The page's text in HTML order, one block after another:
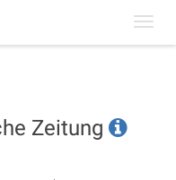
Zeitung